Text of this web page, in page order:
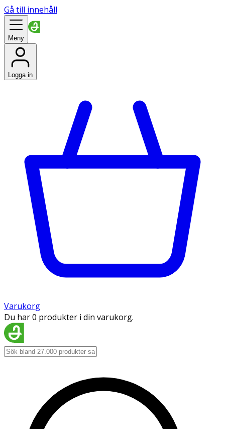
Gå till innehåll
Meny
Logga in
Varukorg
Du har 0 produkter i din varukorg.